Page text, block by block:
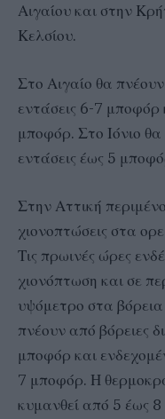
Αιγαίου και στην
Κελσίου.
Στο Αιγαίο θα
εντάσεις 6-7
μποφόρ. Στο Ιόνιο
εντάσεις έως 5
Στην Αττική
χιονοπτώσεις στα
Τις πρωινές ώρες
χιονόπτωση και σε
υψόμετρο στα
πνέουν από βόρειες
μποφόρ και
7 μποφόρ. Η
κυμανθεί από 5 έως